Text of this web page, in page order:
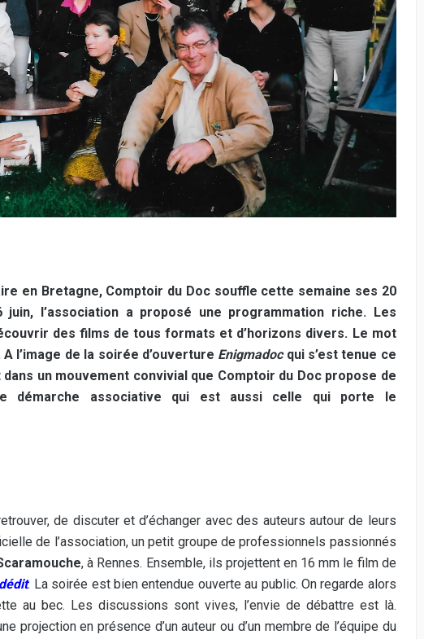
en Bretagne, Comptoir du Doc souffle cette semaine ses 20
l’association a proposé une programmation riche. Les
des films de tous formats et d’horizons divers. Le mot
l’image de la soirée d’ouverture Enigmadocqui s’est tenue ce
dans un mouvement convivial que Comptoir du Doc propose de
démarche associative qui est aussi celle qui porte le
de discuter et d’échanger avec des auteurs autour de leurs
de l’association, un petit groupe de professionnels passionnés
, à Rennes. Ensemble, ils projettent en 16 mm le film de
. La soirée est bien entendue ouverte au public. On regarde alors
au bec. Les discussions sont vives, l’envie de débattre est là.
projection en présence d’un auteur ou d’un membre de l’équipe du